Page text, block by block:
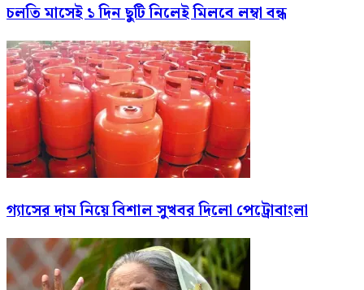
চলতি মাসেই ১ দিন ছুটি নিলেই মিলবে লম্বা বন্ধ
গ্যাসের দাম নিয়ে বিশাল সুখবর দিলো পেট্রোবাংলা